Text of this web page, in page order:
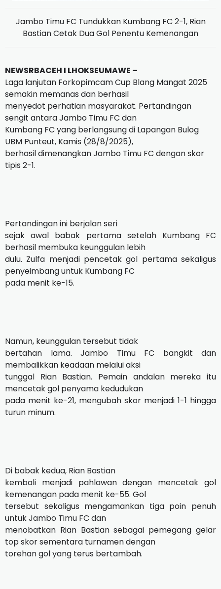
Jambo Timu FC Tundukkan Kumbang FC 2-1, Rian
Bastian Cetak Dua Gol Penentu Kemenangan
NEWSRBACEH I LHOKSEUMAWE –
Laga lanjutan Forkopimcam Cup Blang Mangat 2025
semakin memanas dan berhasil
menyedot perhatian masyarakat. Pertandingan
sengit antara Jambo Timu FC dan
Kumbang FC yang berlangsung di Lapangan Bulog
UBM Punteut, Kamis (28/8/2025),
berhasil dimenangkan Jambo Timu FC dengan skor
tipis 2-1.
Pertandingan ini berjalan seri
sejak awal babak pertama setelah Kumbang FC
berhasil membuka keunggulan lebih
dulu. Zulfa menjadi pencetak gol pertama sekaligus
penyeimbang untuk Kumbang FC
pada menit ke-15.
Namun, keunggulan tersebut tidak
bertahan lama. Jambo Timu FC bangkit dan
membalikkan keadaan melalui aksi
tunggal Rian Bastian. Pemain andalan mereka itu
mencetak gol penyama kedudukan
pada menit ke-21, mengubah skor menjadi 1-1 hingga
turun minum.
Di babak kedua, Rian Bastian
kembali menjadi pahlawan dengan mencetak gol
kemenangan pada menit ke-55. Gol
tersebut sekaligus mengamankan tiga poin penuh
untuk Jambo Timu FC dan
menobatkan Rian Bastian sebagai pemegang gelar
top skor sementara turnamen dengan
torehan gol yang terus bertambah.